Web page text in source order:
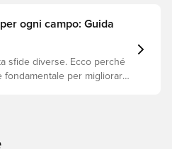
ogni campo: Guida
sfide diverse. Ecco perché
per migliorare